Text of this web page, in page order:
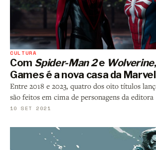
CULTURA
Com Spider-Man 2e Wolverine
Games é a nova casa da
Entre 2018 e 2023, quatro dos oito títulos
são feitos em cima de personagens da editora
10 SET 2021